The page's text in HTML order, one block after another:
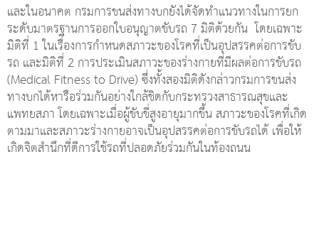
และในอนาคต กรมการขนส่งทางบกยังได้จัดทำแนวทางในการยก
ระดับมาตรฐานการออกใบอนุญาตขับรถ 7 มิติด้วยกัน โดยเฉพาะ
มิติที่ 1 ในเรื่องการกำหนดสภาวะของโรคที่เป็นอุปสรรคต่อการขับ
รถ และมิติที่ 2 การประเมินสภาวะของร่างกายที่มีผลต่อการขับรถ
(Medical Fitness to Drive) ซึ่งทั้งสองมิติดังกล่าวกรมการขนส่ง
ทางบกได้หารือร่วมกันอย่างใกล้ชิดกับกระทรวงสาธารณสุขและ
แพทยสภา โดยเฉพาะเมื่อผู้ขับขี่สูงอายุมากขึ้น สภาวะของโรคที่เกิด
ตามมาและสภาวะร่างกายอาจเป็นอุปสรรคต่อการขับรถได้ เพื่อให้
เกิดจิตสำนึกที่ดีการใช้รถที่ปลอดภัยร่วมกันในท้องถนน